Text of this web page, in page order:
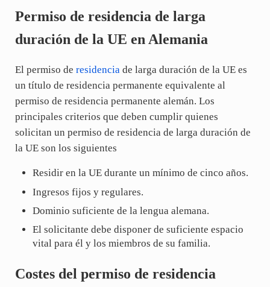
Permiso de residencia de larga
duración de la UE en Alemania
El permiso de residenciade larga duración de la UE es
un título de residencia permanente equivalente al
permiso de residencia permanente alemán. Los
principales criterios que deben cumplir quienes
solicitan un permiso de residencia de larga duración de
la UE son los siguientes
Residir en la UE durante un mínimo de cinco años.
Ingresos fijos y regulares.
Dominio suficiente de la lengua alemana.
El solicitante debe disponer de suficiente espacio
vital para él y los miembros de su familia.
Costes del permiso de residencia